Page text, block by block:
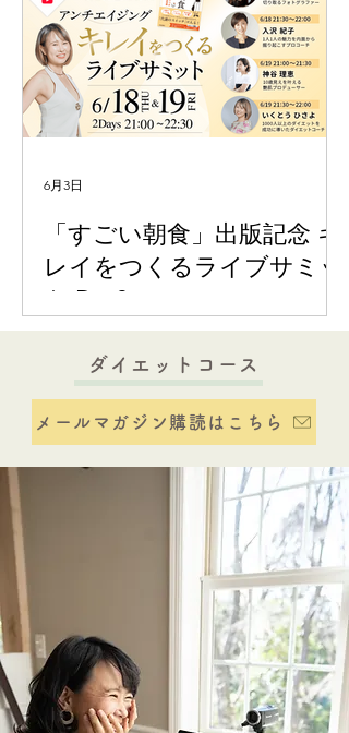
「すごい朝食」出版記念 キ
レイをつくるライブサミッ
ト Day2
6月3日
ダイエットコース
メールマガジン購読はこちら